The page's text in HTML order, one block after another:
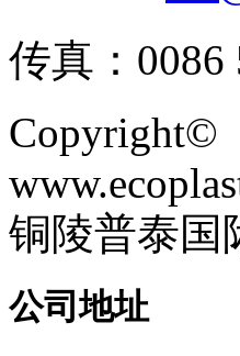
传真：0086
Copyright©
铜陵普泰国
公司地址